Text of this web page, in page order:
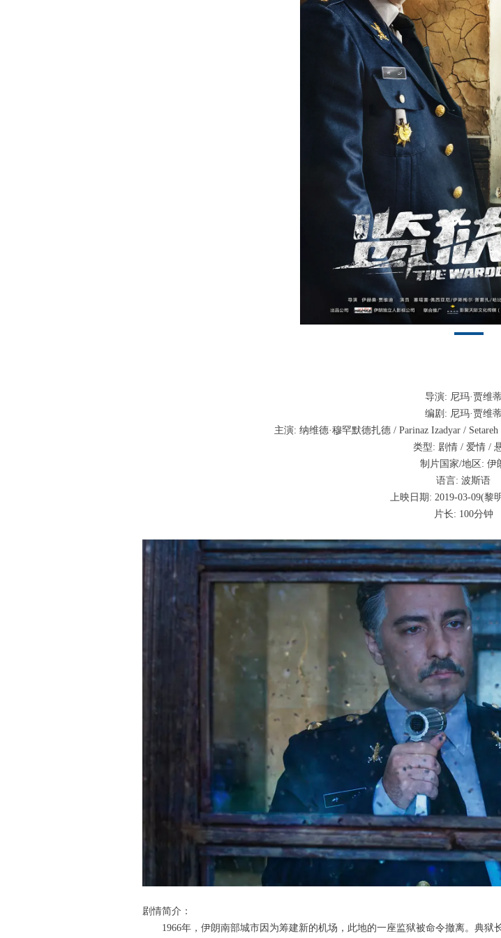
导演: 尼玛·贾维
编剧: 尼玛·贾维
主演: 纳维德·穆罕默德扎德 / Parinaz Izadyar /
类型: 剧情 / 爱情 /
制片国家/地区: 伊
语言: 波斯语
上映日期: 2019-03-09(黎
片长: 100分钟
剧情简介：
1966年，伊朗南部城市因为筹建新的机场，此地的一座监狱被命令撤离。典狱